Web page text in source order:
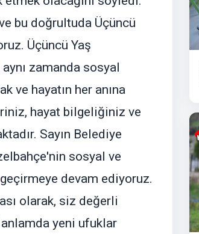
bu doğrultuda Üçüncü
Üçüncü Yaş
zamanda sosyal
ve hayatın her anına
hayat bilgeliğiniz ve
Sayın Belediye
sosyal ve
devam ediyoruz.
olarak, siz değerli
anlamda yeni ufuklar